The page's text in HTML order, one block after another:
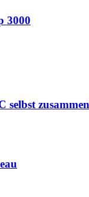
3000
selbst